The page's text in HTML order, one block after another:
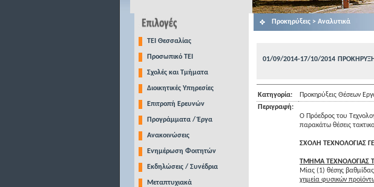
TEI Θεσσαλίας
Προσωπικό ΤΕΙ
Σχολές και Τμήματα
Διοικητικές Υπηρεσίες
Επιτροπή Ερευνών
Προγράμματα / Έργα
Ανακοινώσεις
Ενημέρωση Φοιτητών
Εκδηλώσεις / Συνέδρια
Μεταπτυχιακά
Προκηρύξεις > Αναλυτικά
01/09/2014-17/10/2014
Κατηγορία:
Προκηρύξεις Θέσεων
Περιγραφή:
Ο Πρόεδρος του
παρακάτω θέσεις
ΣΧΟΛΗ ΤΕΧΝΟΛΟΓΙΑΣ
TMHMA ΤΕΧΝΟΛΟΓΙΑΣ
Μίας (1) θέσης βαθμίδας
χημεία φυσικών